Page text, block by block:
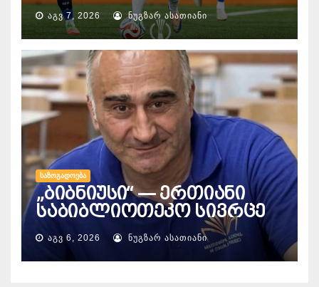
ᲐᲒᲕ 7, 2026 ᲜᲣᲒᲖᲐᲠ ᲐᲡᲐᲗᲘᲐᲜᲘ
ᲡᲐᲖᲝᲒᲐᲓᲝᲔᲑᲐ
„ბიბნიუსი“ — ერთიანი
საბიბლიოთეკო სივრცე
ᲐᲒᲕ 6, 2026 ᲜᲣᲒᲖᲐᲠ ᲐᲡᲐᲗᲘᲐᲜᲘ